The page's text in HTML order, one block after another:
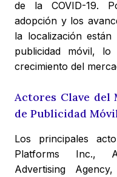
de la COVID-19.
adopción y los
la localización
publicidad móvil,
crecimiento del
Actores Clave del
de Publicidad
Los principales
Platforms Inc.,
Advertising